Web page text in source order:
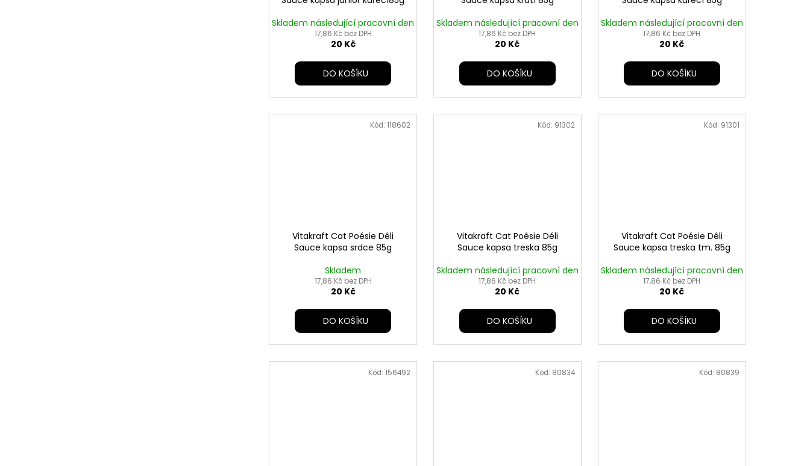
Skladem následující pracovní den
17,86 Kč bez DPH
20 Kč
DO KOŠÍKU
Skladem následující pracovní den
17,86 Kč bez DPH
20 Kč
DO KOŠÍKU
Skladem následující pracovní den
17,86 Kč bez DPH
20 Kč
DO KOŠÍKU
Vitakraft Cat Poésie Déli
Sauce kapsa srdce 85g
Skladem
17,86 Kč bez DPH
20 Kč
DO KOŠÍKU
Kód:118602
Vitakraft Cat Poésie Déli
Sauce kapsa treska 85g
Skladem následující pracovní den
17,86 Kč bez DPH
20 Kč
DO KOŠÍKU
Kód: 91302
Vitakraft Cat Poésie Déli
Sauce kapsa treska tm. 85g
Skladem následující pracovní den
17,86 Kč bez DPH
20 Kč
DO KOŠÍKU
Kód: 91301
Kód:156492 Kód: 80834 Kód: 80839